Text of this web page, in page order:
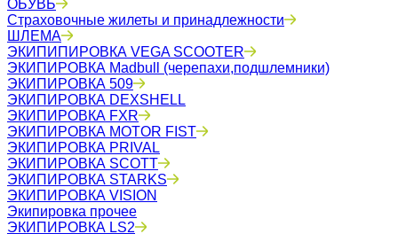
ОБУВЬ
Страховочные жилеты и принадлежности
ШЛЕМА
ЭКИПИПИРОВКА VEGA SCOOTER
ЭКИПИРОВКА Madbull (черепахи,подшлемники)
ЭКИПИРОВКА 509
ЭКИПИРОВКА DEXSHELL
ЭКИПИРОВКА FXR
ЭКИПИРОВКА MOTOR FIST
ЭКИПИРОВКА PRIVAL
ЭКИПИРОВКА SCOTT
ЭКИПИРОВКА STARKS
ЭКИПИРОВКА VISION
Экипировка прочее
ЭКИПИРОВКА LS2